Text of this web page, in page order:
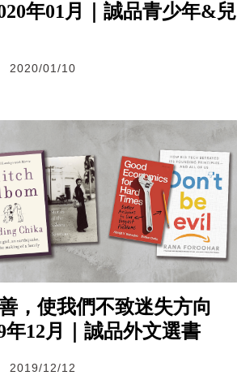
年01月｜誠品青少年&兒
2020/01/10
，使我們不致迷失方向
12月｜誠品外文選書
2019/12/12